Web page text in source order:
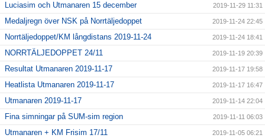
Luciasim och Utmanaren 15 december 2019-11-29 11:31
Medaljregn över NSK på Norrtäljedoppet 2019-11-24 22:45
Norrtäljedoppet/KM långdistans 2019-11-24 2019-11-24 18:41
NORRTÄLJEDOPPET 24/11 2019-11-19 20:39
Resultat Utmanaren 2019-11-17 2019-11-17 19:58
Heatlista Utmanaren 2019-11-17 2019-11-17 16:47
Utmanaren 2019-11-17 2019-11-14 22:04
Fina simningar på SUM-sim region 2019-11-11 06:03
Utmanaren + KM Frisim 17/11 2019-11-05 06:21